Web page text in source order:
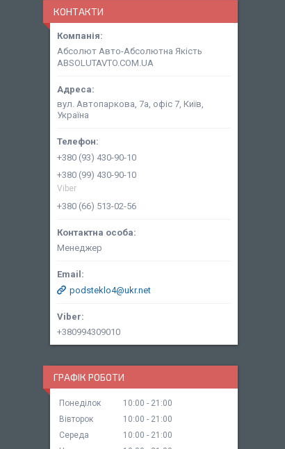
КОНТАКТИ
Абсолют Авто-Абсолютна Якість
ABSOLUTAVTO.COM.UA
вул. Автопаркова, 7а, офіс 7, Київ,
Україна
+380 (93) 430-90-10
+380 (99) 430-90-10
Viber
+380 (66) 513-02-56
Менеджер
podsteklo4@ukr.net
+380994309010
ГРАФІК РОБОТИ
Понеділок 10:00
21:00
Вівторок
10:00
21:00
Середа
10:00
21:00